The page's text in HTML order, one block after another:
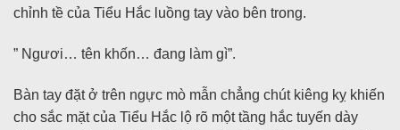
chỉnh tề của Tiểu Hắc luồng tay vào bên trong.
” Ngươi… tên khốn… đang làm gì”.
Bàn tay đặt ở trên ngực mò mẫn chẳng chút kiêng kỵ khiến
cho sắc mặt của Tiểu Hắc lộ rõ một tầng hắc tuyến dày